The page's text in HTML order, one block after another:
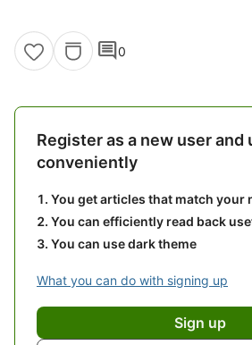
comment0
Register as a new user and
conveniently
You get articles that match your
You can efficiently read back
You can use dark theme
What you can do with signing up
Sign up